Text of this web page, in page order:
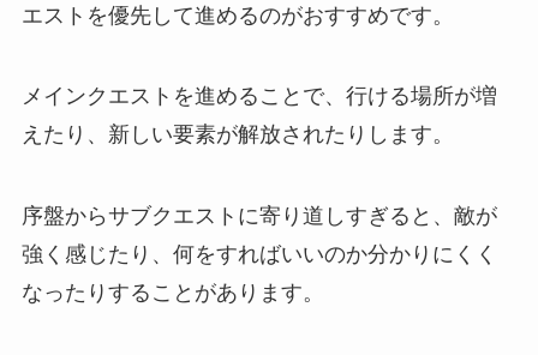
エストを優先して進めるのがおすすめです。
メインクエストを進めることで、行ける場所が増
えたり、新しい要素が解放されたりします。
序盤からサブクエストに寄り道しすぎると、敵が
強く感じたり、何をすればいいのか分かりにくく
なったりすることがあります。